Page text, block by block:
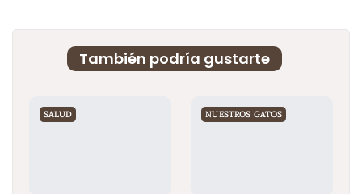
También podría gustarte
SALUD NUESTROS GATOS